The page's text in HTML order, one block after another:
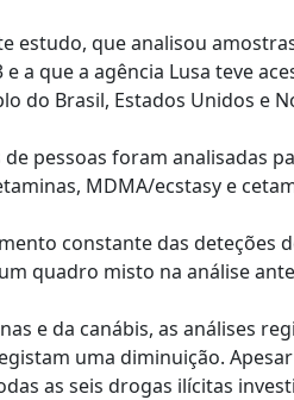
estudo, que analisou
e a que a agência Lusa teve
do Brasil, Estados Unidos e
de pessoas foram analisadas
MDMA/ecstasy e
constante das
quadro misto na análise
e da canábis, as análises
uma diminuição.
as seis drogas ilícitas